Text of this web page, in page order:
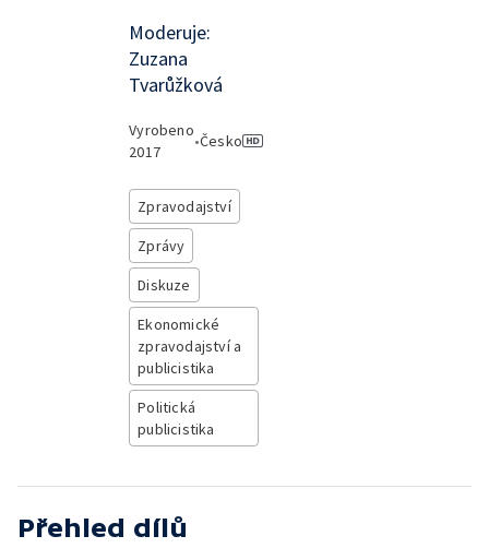
Moderuje:
Zuzana
Tvarůžková
Vyrobeno
2017
•Česko
Zpravodajství
Zprávy
Diskuze
Ekonomické
zpravodajství a
publicistika
Politická
publicistika
Přehled dílů